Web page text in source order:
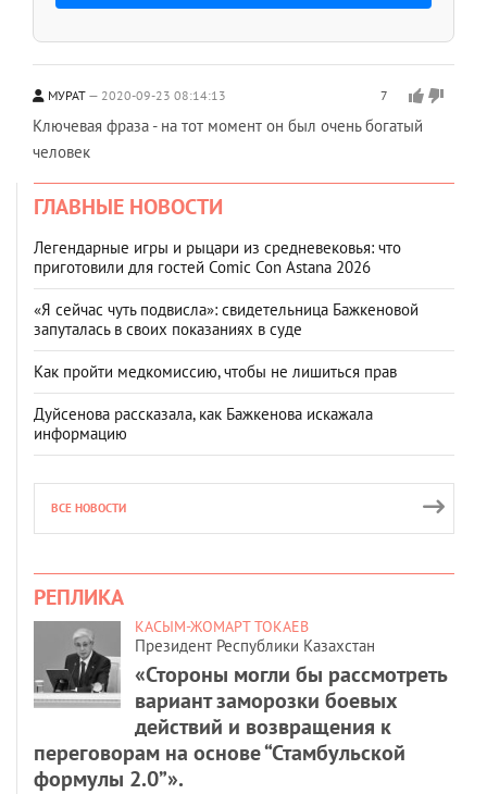
МУРАТ 2020-09-23 08:14:13 7
Ключевая фраза - на тот момент он был очень богатый
человек
ГЛАВНЫЕ НОВОСТИ
Легендарные игры и рыцари из средневековья: что
приготовили для гостей Comic Con Astana 2026
«Я сейчас чуть подвисла»: свидетельница Бажкеновой
запуталась в своих показаниях в суде
Как пройти медкомиссию, чтобы не лишиться прав
Дуйсенова рассказала, как Бажкенова искажала
информацию
ВСЕ НОВОСТИ
РЕПЛИКА
КАСЫМ-ЖОМАРТ ТОКАЕВ
Президент Республики Казахстан
«Стороны могли бы рассмотреть
вариант заморозки боевых
действий и возвращения к
переговорам на основе “Стамбульской
формулы 2.0”».